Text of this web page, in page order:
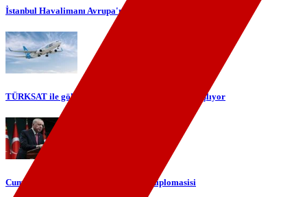
İstanbul Havalimanı Avrupa'nın en yoğun havalimanı oldu
TÜRKSAT ile gökyüzünde yerli internet dönemi başlıyor
Cumhurbaşkanı Erdoğan'dan telefon diplomasisi